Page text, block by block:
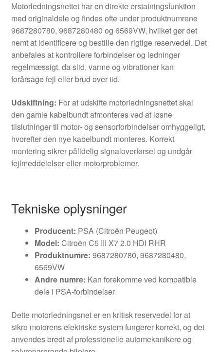
Motorledningsnettet har en direkte erstatningsfunktion
med originaldele og findes ofte under produktnumrene
9687280780, 9687280480 og 6569VW, hvilket gør det
nemt at identificere og bestille den rigtige reservedel. Det
anbefales at kontrollere forbindelser og ledninger
regelmæssigt, da slid, varme og vibrationer kan
forårsage fejl eller brud over tid.
Udskiftning: For at udskifte motorledningsnettet skal
den gamle kabelbundt afmonteres ved at løsne
tilslutninger til motor- og sensorforbindelser omhyggeligt,
hvorefter den nye kabelbundt monteres. Korrekt
montering sikrer pålidelig signaloverførsel og undgår
fejlmeddelelser eller motorproblemer.
Tekniske oplysninger
Producent: PSA (Citroën Peugeot)
Model: Citroën C5 III X7 2.0 HDI RHR
Produktnumre: 9687280780, 9687280480,
6569VW
Andre numre: Kan forekomme ved kompatible
dele i PSA-forbindelser
Dette motorledningsnet er en kritisk reservedel for at
sikre motorens elektriske system fungerer korrekt, og det
anvendes bredt af professionelle automekanikere og